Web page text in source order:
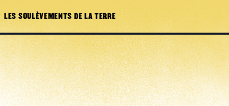
LES SOULÈVEMENTS DE LA TERRE